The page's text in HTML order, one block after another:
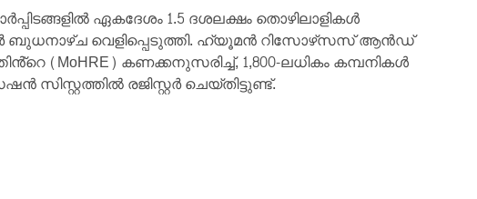
ഏകദേശം 1.5 ദശലക്ഷം തൊഴിലാളികൾ
ബുധനാഴ്ച വെളിപ്പെടുത്തി. ഹ്യൂമൻ റിസോഴ്‌സസ് ആൻഡ്
(MoHRE) കണക്കനുസരിച്ച്, 1,800-ലധികം കമ്പനികൾ
രജിസ്റ്റർ ചെയ്തിട്ടുണ്ട്.